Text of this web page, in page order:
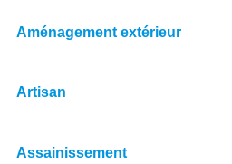
Aménagement extérieur
Artisan
Assainissement